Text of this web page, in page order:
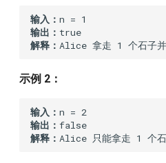
311
79
输入：
输出：
解释： Alice 拿走 1 个石子并
示例 2：
输入：
输出：
解释： Alice 只能拿走 1 个石